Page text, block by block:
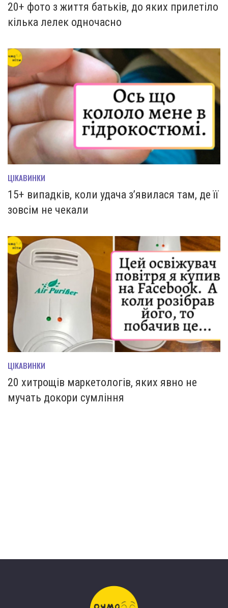
20+ фото з життя батьків, до яких прилетіло
кілька лелек одночасно
ЦІКАВИНКИ
15+ випадків, коли удача з’явилася там, де її
зовсім не чекали
ЦІКАВИНКИ
20 хитрощів маркетологів, яких явно не
мучать докори сумління